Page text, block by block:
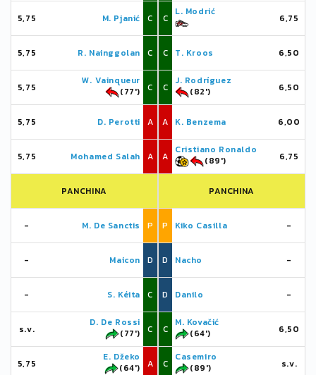
5,75 M. Pjanić C
5,75 R. Nainggolan C
5,75
W. Vainqueur
(77')
C
5,75 D. Perotti A
5,75 Mohamed Salah A
PANCHINA
- M. De Sanctis P
- Maicon D
- S. Kéita C
s.v.
D. De Rossi
(77')
C
5,75
E. Džeko
(64')
A
C
L. Modrić
6,75
C T. Kroos 6,50
C
J. Rodríguez
(82')
6,50
A K. Benzema 6,00
A
Cristiano Ronaldo
(89')
6,75
PANCHINA
P Kiko Casilla -
D Nacho -
D Danilo -
C
M. Kovačić
(64')
6,50
C
Casemiro
(89')
s.v.